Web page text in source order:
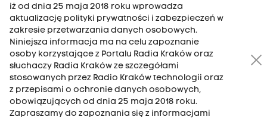
RADIO KRAKÓW SA. Aleja Juliusza Słowackiego 22, 30-007
Kraków
Antena: 12 200 33 33
iż od dnia 25 maja 2018 roku wprowadza
aktualizację polityki prywatności i zabezpieczeń w
zakresie przetwarzania danych osobowych.
Niniejsza informacja ma na celu zapoznanie
osoby korzystające z Portalu Radia Kraków oraz
słuchaczy Radia Kraków ze szczegółami
stosowanych przez Radio Kraków technologii oraz
z przepisami o ochronie danych osobowych,
obowiązujących od dnia 25 maja 2018 roku.
Zapraszamy do zapoznania się z informacjami